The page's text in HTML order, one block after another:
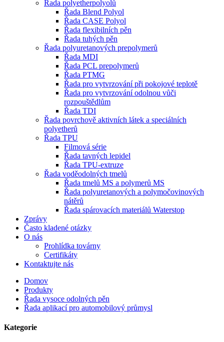
Řada polyetherpolyolů
Řada Blend Polyol
Řada CASE Polyol
Řada flexibilních pěn
Řada tuhých pěn
Řada polyuretanových prepolymerů
Řada MDI
Řada PCL prepolymerů
Řada PTMG
Řada pro vytvrzování při pokojové teplotě
Řada pro vytvrzování odolnou vůči
rozpouštědlům
Řada TDI
Řada povrchově aktivních látek a speciálních
polyetherů
Řada TPU
Filmová série
Řada tavných lepidel
Řada TPU-extruze
Řada voděodolných tmelů
Řada tmelů MS a polymerů MS
Řada polyuretanových a polymočovinových
nátěrů
Řada spárovacích materiálů Waterstop
Zprávy
Často kladené otázky
O nás
Prohlídka továrny
Certifikáty
Kontaktujte nás
Domov
Produkty
Řada vysoce odolných pěn
Řada aplikací pro automobilový průmysl
Kategorie